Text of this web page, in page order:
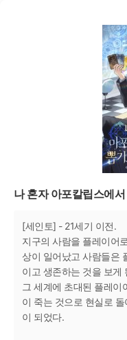
나 혼자 아포칼립스에
[세인토] - 21세기 이전.
지구의 사람을 플레이어
상이 일어났고 사람들은
이고 생존하는 것을 보게
그 세계에 초대된 플레이
이 죽는 것으로 현실로
이 되었다.